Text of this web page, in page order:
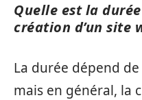
Quelle est la
création d’un site
La durée dépend
mais en général, la